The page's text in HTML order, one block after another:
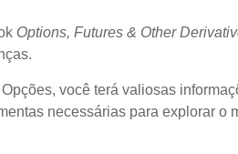
Options, Futures & Other
você terá valiosas
necessárias para explorar